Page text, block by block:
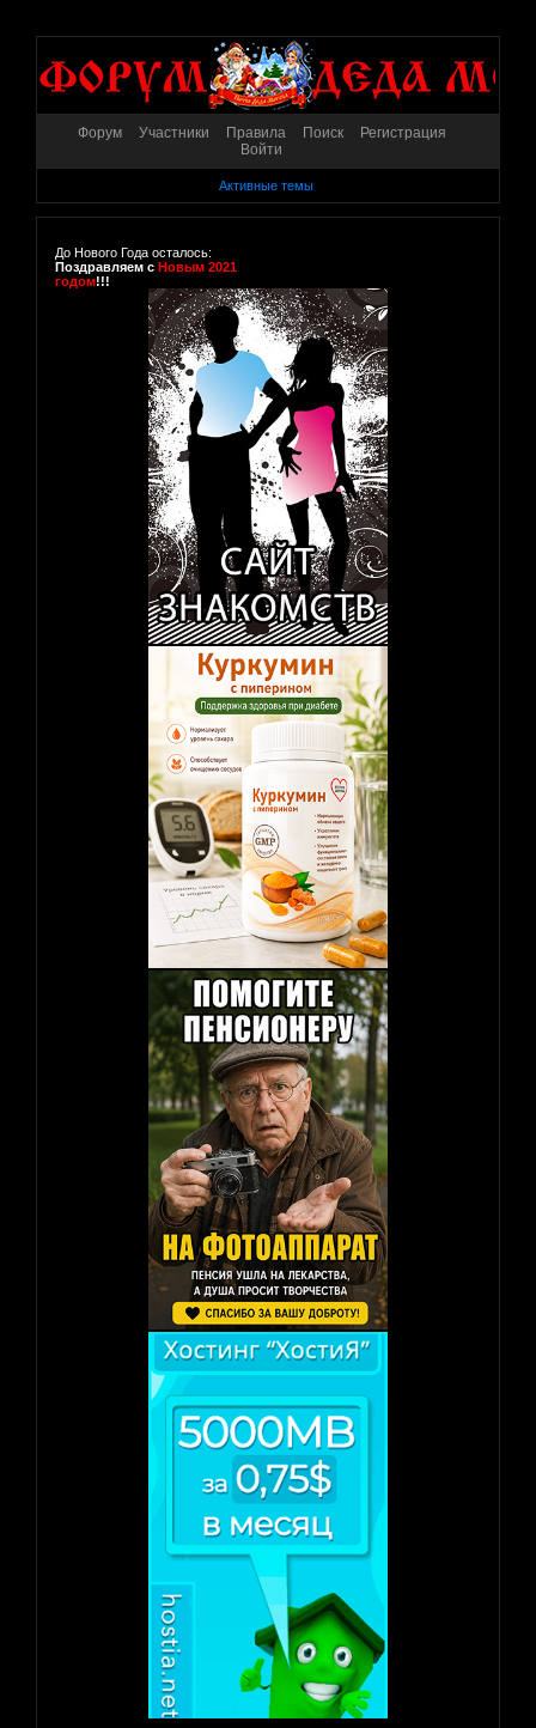
Форум Участники Правила Поиск
Регистрация
Войти
Активные темы
До Нового Года осталось:
Поздравляем с Новым 2021
годом!!!